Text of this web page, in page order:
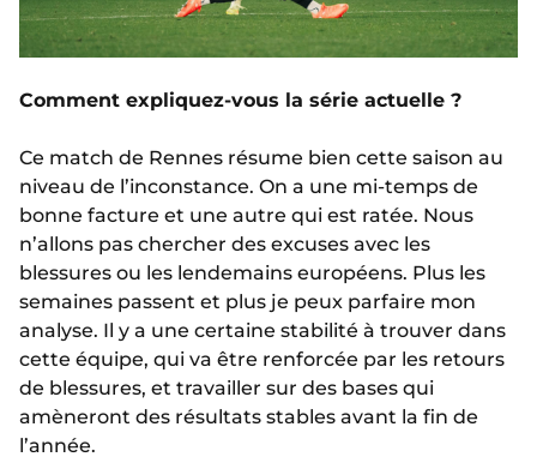
Comment expliquez-vous la série actuelle ?
Ce match de Rennes résume bien cette saison au
niveau de l’inconstance. On a une mi-temps de
bonne facture et une autre qui est ratée. Nous
n’allons pas chercher des excuses avec les
blessures ou les lendemains européens. Plus les
semaines passent et plus je peux parfaire mon
analyse. Il y a une certaine stabilité à trouver dans
cette équipe, qui va être renforcée par les retours
de blessures, et travailler sur des bases qui
amèneront des résultats stables avant la fin de
l’année.